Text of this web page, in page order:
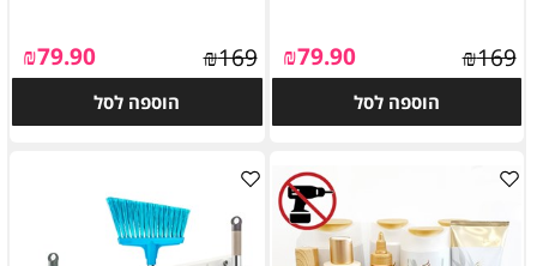
₪169
₪79.90
הוספה לסל
₪169
₪79.90
הוספה לסל